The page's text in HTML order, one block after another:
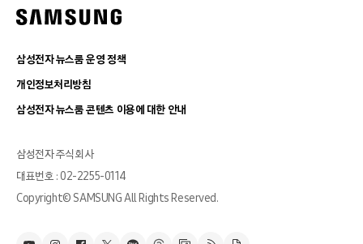
삼성전자 뉴스룸 운영 정책
개인정보처리방침
삼성전자 뉴스룸 콘텐츠 이용에 대한 안내
삼성전자 주식회사
대표번호 : 02-2255-0114
Copyright© SAMSUNG All Rights Reserved.